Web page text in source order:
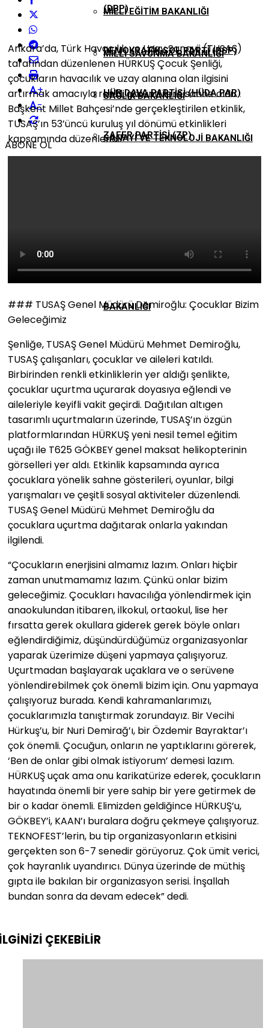
(DBP)
DEMOKRATIK SOL PARTI (DSP)
HÜR DAVA PARTISI (HÜDA PAR)
ZAFER PARTISI (ZP)
MILLI EĞITIM BAKANLIĞI
MILLI SAVUNMA BAKANLIĞI
SAĞLIK BAKANLIĞI
SANAYI VE TEKNOLOJI BAKANLIĞI
BAKANLIĞI
+
-
ABONE OL
Ankara’da, Türk Havacılık ve Uzay Sanayii (TUSAŞ)
tarafından düzenlenen HÜRKUŞ Çocuk Şenliği,
çocukların havacılık ve uzay alanına olan ilgisini
artırmak amacıyla renkli görüntülere sahne oldu.
Başkent Millet Bahçesi’nde gerçekleştirilen etkinlik,
TUSAŞ’ın 53’üncü kuruluş yıl dönümü etkinlikleri
kapsamında düzenlendi.
### TUSAŞ Genel Müdürü Demiroğlu: Çocuklar Bizim
Geleceğimiz
Şenliğe, TUSAŞ Genel Müdürü Mehmet Demiroğlu,
TUSAŞ çalışanları, çocuklar ve aileleri katıldı.
Birbirinden renkli etkinliklerin yer aldığı şenlikte,
çocuklar uçurtma uçurarak doyasıya eğlendi ve
aileleriyle keyifli vakit geçirdi. Dağıtılan altıgen
tasarımlı uçurtmaların üzerinde, TUSAŞ’ın özgün
platformlarından HÜRKUŞ yeni nesil temel eğitim
uçağı ile T625 GÖKBEY genel maksat helikopterinin
görselleri yer aldı. Etkinlik kapsamında ayrıca
çocuklara yönelik sahne gösterileri, oyunlar, bilgi
yarışmaları ve çeşitli sosyal aktiviteler düzenlendi.
TUSAŞ Genel Müdürü Mehmet Demiroğlu da
çocuklara uçurtma dağıtarak onlarla yakından
ilgilendi.
“Çocukların enerjisini almamız lazım. Onları hiçbir
zaman unutmamamız lazım. Çünkü onlar bizim
geleceğimiz. Çocukları havacılığa yönlendirmek için
anaokulundan itibaren, ilkokul, ortaokul, lise her
fırsatta gerek okullara giderek gerek böyle onları
eğlendirdiğimiz, düşündürdüğümüz organizasyonlar
yaparak üzerimize düşeni yapmaya çalışıyoruz.
Uçurtmadan başlayarak uçaklara ve o serüvene
yönlendirebilmek çok önemli bizim için. Onu yapmaya
çalışıyoruz burada. Kendi kahramanlarımızı,
çocuklarımızla tanıştırmak zorundayız. Bir Vecihi
Hürkuş’u, bir Nuri Demirağ’ı, bir Özdemir Bayraktar’ı
çok önemli. Çocuğun, onların ne yaptıklarını görerek,
‘Ben de onlar gibi olmak istiyorum’ demesi lazım.
HÜRKUŞ uçak ama onu karikatürize ederek, çocukların
hayatında önemli bir yere sahip bir yere getirmek de
bir o kadar önemli. Elimizden geldiğince HÜRKUŞ’u,
GÖKBEY’i, KAAN’ı buralara doğru çekmeye çalışıyoruz.
TEKNOFEST’lerin, bu tip organizasyonların etkisini
gerçekten son 6-7 senedir görüyoruz. Çok ümit verici,
çok hayranlık uyandırıcı. Dünya üzerinde de müthiş
gıpta ile bakılan bir organizasyon serisi. İnşallah
bundan sonra da devam edecek” dedi.
ÇEKEBİLİR